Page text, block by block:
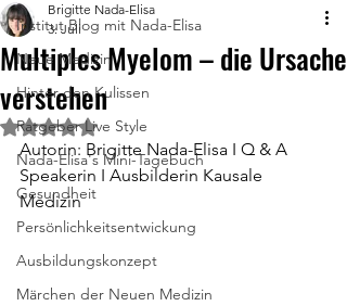
Institut Blog mit Nada-Elisa
Neue Medizin
Hinter den Kulissen
Ratgeber Live Style
Nada-Elisa's Mini-Tagebuch
Gesundheit
Persönlichkeitsentwickung
Ausbildungskonzept
Märchen der Neuen Medizin
Multiples Myelom – die Ursache
verstehen
Brigitte Nada-Elisa
3. Juli
Mit NaN von 5 Sternen bewertet.
Autorin: Brigitte Nada-Elisa I Q & A
Speakerin I Ausbilderin Kausale
Medizin